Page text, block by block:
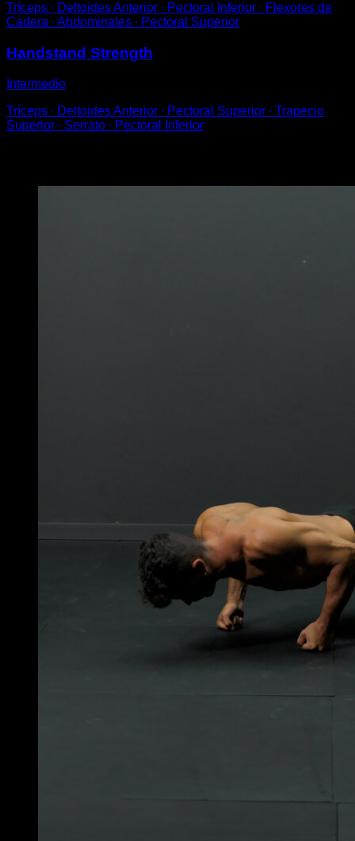
Tríceps ∙ Deltoides Anterior ∙ Pectoral Inferior ∙ Flexores de
Cadera ∙ Abdominales ∙ Pectoral Superior
Handstand Strength
Intermedio
Tríceps ∙ Deltoides Anterior ∙ Pectoral Superior ∙ Trapecio
Superior ∙ Serrato ∙ Pectoral Inferior